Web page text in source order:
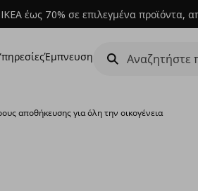
έως 70% σε επιλεγμένα προϊόντα,
Έμπνευση
αποθήκευσης για όλη την οικογένεια